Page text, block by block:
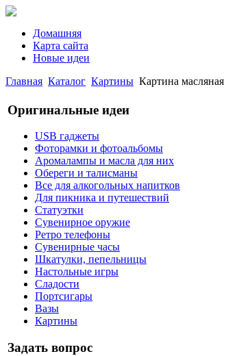
Домашняя
Карта сайта
Новые идеи
Главная Каталог Картины Картина
Оригинальные идеи
USB гаджеты
Фоторамки и фотоальбомы
Аромалампы и масла для них
Обереги и талисманы
Все для алкогольных напитков
Для пикника и путешествий
Статуэтки
Сувенирное оружие
Ретро телефоны
Сувенирные часы
Шкатулки, пепельницы
Настольные игры
Сладости
Портсигары
Вазы
Картины
Задать вопрос